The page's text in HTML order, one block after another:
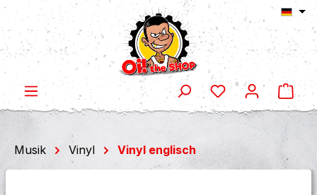
Zum Hauptinhalt springen
Musik Vinyl Vinyl englisch